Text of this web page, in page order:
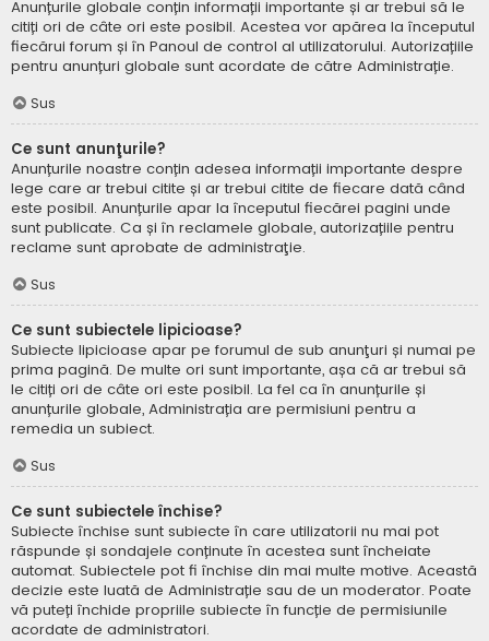
Anunțurile globale conțin informații importante și ar trebui să le
citiți ori de câte ori este posibil. Acestea vor apărea la începutul
fiecărui forum și în Panoul de control al utilizatorului. Autorizațiile
pentru anunțuri globale sunt acordate de către Administrație.
Sus
Ce sunt anunţurile?
Anunțurile noastre conțin adesea informații importante despre
lege care ar trebui citite și ar trebui citite de fiecare dată când
este posibil. Anunțurile apar la începutul fiecărei pagini unde
sunt publicate. Ca și în reclamele globale, autorizațiile pentru
reclame sunt aprobate de administraţie.
Sus
Ce sunt subiectele lipicioase?
Subiecte lipicioase apar pe forumul de sub anunţuri și numai pe
prima pagină. De multe ori sunt importante, așa că ar trebui să
le citiți ori de câte ori este posibil. La fel ca în anunțurile și
anunțurile globale, Administrația are permisiuni pentru a
remedia un subiect.
Sus
Ce sunt subiectele închise?
Subiecte închise sunt subiecte în care utilizatorii nu mai pot
răspunde și sondajele conținute în acestea sunt încheiate
automat. Subiectele pot fi închise din mai multe motive. Această
decizie este luată de Administrație sau de un moderator. Poate
vă puteți închide propriile subiecte în funcție de permisiunile
acordate de administratori.